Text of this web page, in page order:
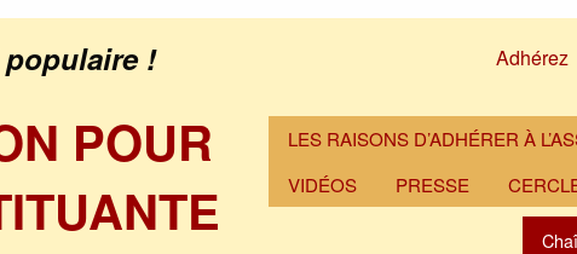
! Adhérez
POUR
LES RAISONS D’ADHÉRER À
VIDÉOS
PRESSE